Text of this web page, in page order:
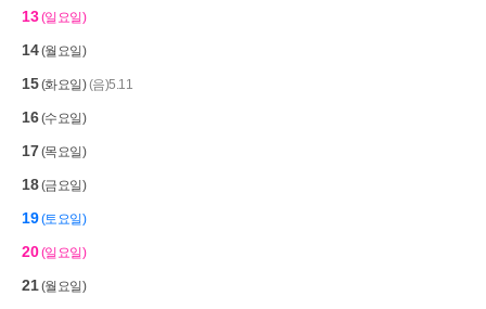
13(일요일)
14(월요일)
15(화요일)(음)5.11
16(수요일)
17 (목요일)
18(금요일)
19(토요일)
20(일요일)
21(월요일)